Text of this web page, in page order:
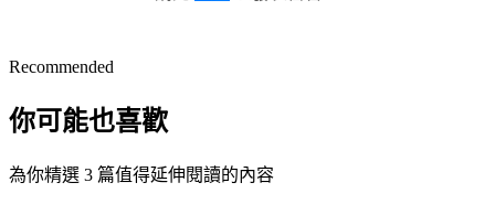
Recommended
你可能也喜歡
為你精選 3 篇值得延伸閱讀的內容